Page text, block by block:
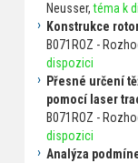
Neusser,téma k
Konstrukce
B071ROZ -
dispozici
Přesné určení
pomocí laser
B071ROZ -
dispozici
Analýza